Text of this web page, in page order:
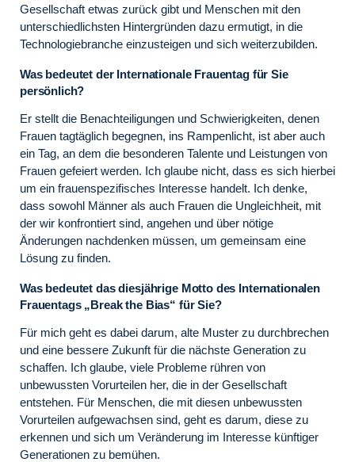
Gesellschaft etwas zurück gibt und Menschen mit den
unterschiedlichsten Hintergründen dazu ermutigt, in die
Technologiebranche einzusteigen und sich weiterzubilden.
Was bedeutet der Internationale Frauentag für Sie
persönlich?
Er stellt die Benachteiligungen und Schwierigkeiten, denen
Frauen tagtäglich begegnen, ins Rampenlicht, ist aber auch
ein Tag, an dem die besonderen Talente und Leistungen von
Frauen gefeiert werden. Ich glaube nicht, dass es sich hierbei
um ein frauenspezifisches Interesse handelt. Ich denke,
dass sowohl Männer als auch Frauen die Ungleichheit, mit
der wir konfrontiert sind, angehen und über nötige
Änderungen nachdenken müssen, um gemeinsam eine
Lösung zu finden.
Was bedeutet das diesjährige Motto des Internationalen
Frauentags „Break the Bias“ für Sie?
Für mich geht es dabei darum, alte Muster zu durchbrechen
und eine bessere Zukunft für die nächste Generation zu
schaffen. Ich glaube, viele Probleme rühren von
unbewussten Vorurteilen her, die in der Gesellschaft
entstehen. Für Menschen, die mit diesen unbewussten
Vorurteilen aufgewachsen sind, geht es darum, diese zu
erkennen und sich um Veränderung im Interesse künftiger
Generationen zu bemühen.